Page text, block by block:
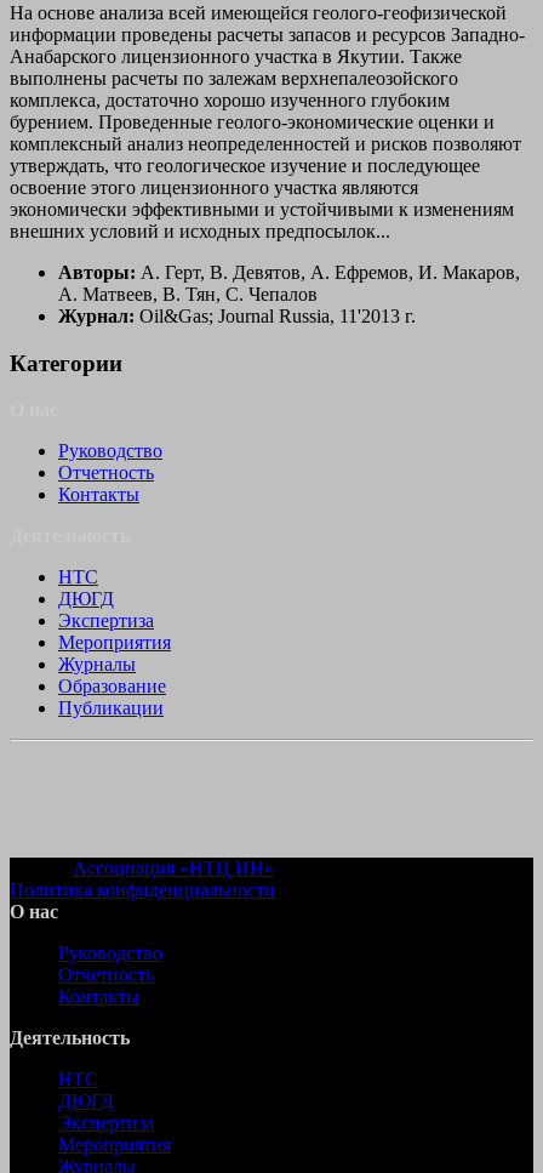
На основе анализа всей имеющейся геолого-геофизической
информации проведены расчеты запасов и ресурсов Западно-
Анабарского лицензионного участка в Якутии. Также
выполнены расчеты по залежам верхнепалеозойского
комплекса, достаточно хорошо изученного глубоким
бурением. Проведенные геолого-экономические оценки и
комплексный анализ неопределенностей и рисков позволяют
утверждать, что геологическое изучение и последующее
освоение этого лицензионного участка являются
экономически эффективными и устойчивыми к изменениям
внешних условий и исходных предпосылок...
Авторы: А. Герт, В. Девятов, А. Ефремов, И. Макаров,
А. Матвеев, В. Тян, С. Чепалов
Журнал: Oil&Gas; Journal Russia, 11'2013 г.
Категории
Руководство
Отчетность
Контакты
НТС
ДЮГД
Экспертиза
Мероприятия
Журналы
Образование
Публикации
Ассоциация «НТЦ ИН»
Политика конфиденциальности
О нас
Руководство
Отчетность
Контакты
Деятельность
НТС
ДЮГД
Экспертиза
Мероприятия
Журналы